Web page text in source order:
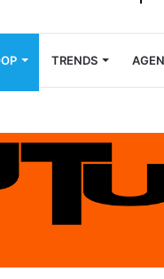
TRENDS